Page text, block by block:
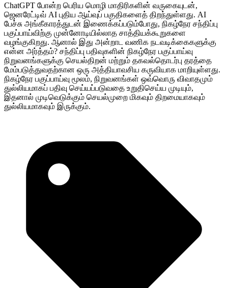
ChatGPT போன்ற பெரிய மொழி மாதிரிகளின் வருகையுடன்,
ஜெனரேட்டிவ் AI புதிய ஆய்வுப் பகுதிகளைத் திறந்துள்ளது. AI
பேச்சு அங்கீகாரத்துடன் இணைக்கப்படும்போது, நிகழ்நேர சந்திப்பு
பகுப்பாய்விற்கு முன்னோடியில்லாத சாத்தியக்கூறுகளை
வழங்குகிறது. ஆனால் இது அன்றாட வணிக நடவடிக்கைகளுக்கு
என்ன அர்த்தம்? சந்திப்பு பதிவுகளின் நிகழ்நேர பகுப்பாய்வு
நிறுவனங்களுக்கு செயல்திறன் மற்றும் தகவல்தொடர்பு தரத்தை
மேம்படுத்துவதற்கான ஒரு அத்தியாவசிய கருவியாக மாறியுள்ளது.
நிகழ்நேர பகுப்பாய்வு மூலம், நிறுவனங்கள் ஒவ்வொரு விவாதமும்
துல்லியமாகப் பதிவு செய்யப்படுவதை உறுதிசெய்ய முடியும்,
இதனால் முடிவெடுக்கும் செயல்முறை மிகவும் திறமையாகவும்
துல்லியமாகவும் இருக்கும்.